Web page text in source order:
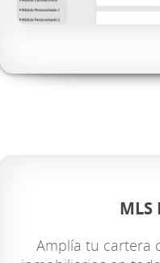
MLS
Amplía tu cartera